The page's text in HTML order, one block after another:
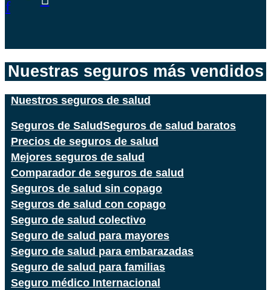
f
Nuestras seguros más vendidos
Nuestros seguros de salud
Seguros de SaludSeguros de salud baratos
Precios de seguros de salud
Mejores seguros de salud
Comparador de seguros de salud
Seguros de salud sin copago
Seguros de salud con copago
Seguro de salud colectivo
Seguro de salud para mayores
Seguro de salud para embarazadas
Seguro de salud para familias
Seguro médico Internacional